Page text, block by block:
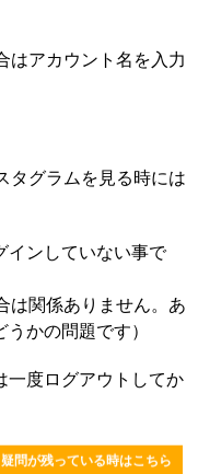
はアカウント名を入力
タグラムを見る時には
インしていない事で
は関係ありません。あ
かの問題です）
一度ログアウトしてか
疑問が残っている時はこちら